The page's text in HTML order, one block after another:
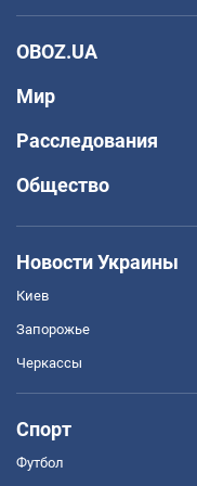
OBOZ.UA
Мир
Расследования
Общество
Новости Украины
Киев
Запорожье
Черкассы
Спорт
Футбол